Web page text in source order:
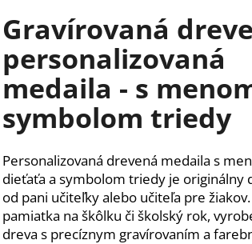
Gravírovaná
personalizovaná
medaila - s
symbolom triedy
Personalizovaná drevená medaila s
dieťaťa a symbolom triedy je originálny
od pani učiteľky alebo učiteľa pre
pamiatka na škôlku či školský rok,
dreva s precíznym gravírovaním a